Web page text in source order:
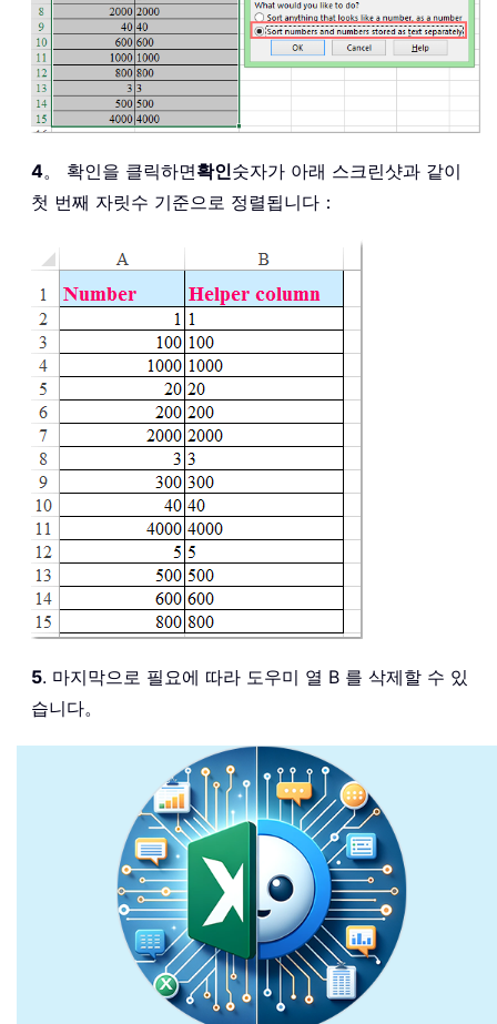
4。 확인을 클릭하면확인숫자가 아래 스크린샷과 같이
첫 번째 자릿수 기준으로 정렬됩니다：
5. 마지막으로 필요에 따라 도우미 열 B 를 삭제할 수 있
습니다。